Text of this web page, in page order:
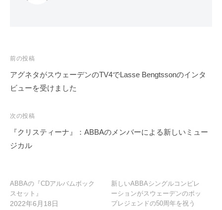
投
稿
ナ
ゲ
ー
シ
前の投稿
アグネタがスウェーデンのTV4でLasse Bengtssonのインタ
ビューを受けました
次の投稿
『クリスティーナ』：ABBAのメンバーによる新しいミュー
ジカル
ABBAの『CDアルバムボック
スセット』
2022年6月18日
新しいABBAシングルコンピレ
ーションがスウェーデンのポッ
プレジェンドの50周年を祝う